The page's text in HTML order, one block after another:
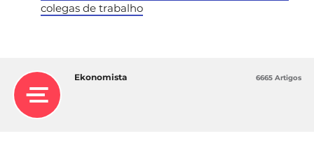
colegas de trabalho
Ekonomista 6665 Artigos